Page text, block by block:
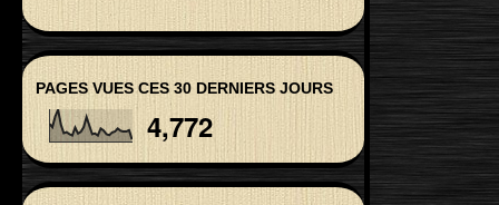
PAGES VUES CES 30 DERNIERS JOURS
4,772